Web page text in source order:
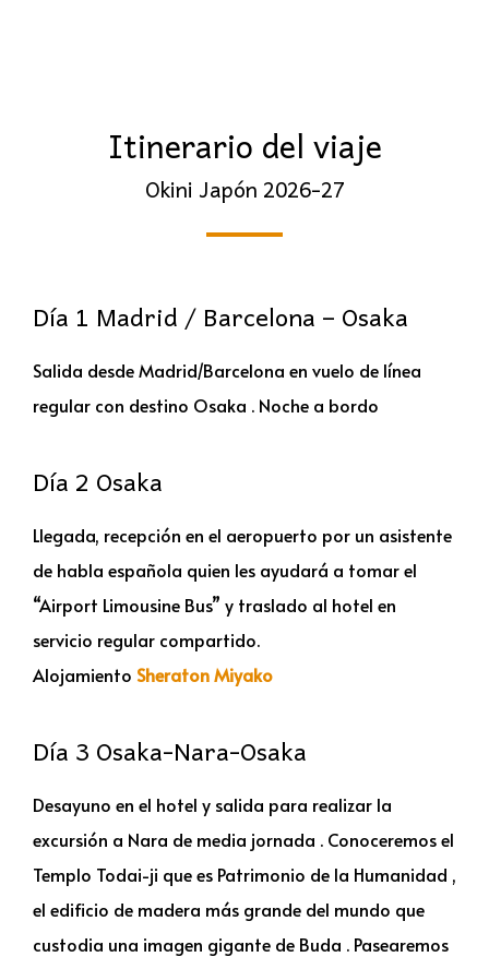
Itinerario del viaje
Okini Japón 2026-27
Día 1 Madrid / Barcelona – Osaka
Salida desde Madrid/Barcelona en vuelo de línea
regular con destino Osaka . Noche a bordo
Día 2 Osaka
Llegada, recepción en el aeropuerto por un asistente
de habla española quien les ayudará a tomar el
“Airport Limousine Bus” y traslado al hotel en
servicio regular compartido.
Alojamiento Sheraton Miyako
Día 3 Osaka-Nara-Osaka
Desayuno en el hotel y salida para realizar la
excursión a Nara de media jornada . Conoceremos el
Templo Todai-ji que es Patrimonio de la Humanidad ,
el edificio de madera más grande del mundo que
custodia una imagen gigante de Buda . Pasearemos